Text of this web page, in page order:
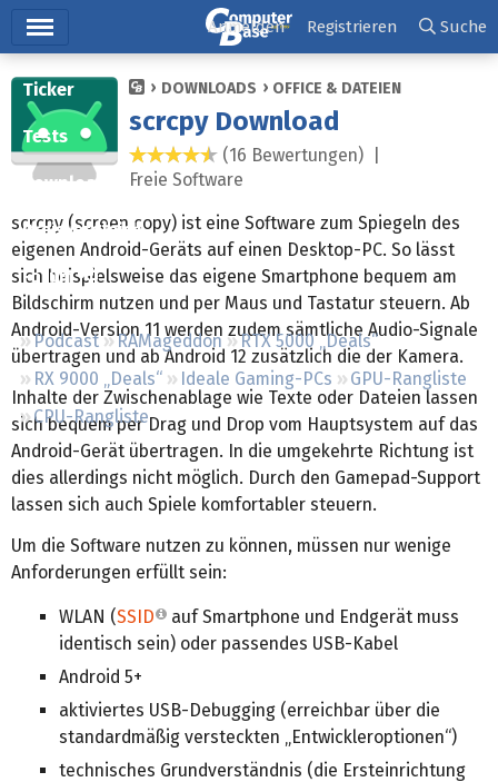
Ticker
Tests
Downloads
Preisvergleich
Forum
Podcast RAMageddon
RTX 5000 „Deals“
RX 9000 „Deals“
Ideale Gaming-PCs
GPU-Rangliste
CPU-Rangliste
Anmelden Registrieren Suche
DOWNLOADS OFFICE & DATEIEN
scrcpy Download
4,3 Sterne
(16 Bewertungen) |
Freie Software
scrcpy (screen copy) ist eine Software zum Spiegeln des
eigenen Android-Geräts auf einen Desktop-PC. So lässt
sich beispielsweise das eigene Smartphone bequem am
Bildschirm nutzen und per Maus und Tastatur steuern. Ab
Android-Version 11 werden zudem sämtliche Audio-Signale
übertragen und ab Android 12 zusätzlich die der Kamera.
Inhalte der Zwischenablage wie Texte oder Dateien lassen
sich bequem per Drag und Drop vom Hauptsystem auf das
Android-Gerät übertragen. In die umgekehrte Richtung ist
dies allerdings nicht möglich. Durch den Gamepad-Support
lassen sich auch Spiele komfortabler steuern.
Um die Software nutzen zu können, müssen nur wenige
Anforderungen erfüllt sein:
WLAN (SSID
auf Smartphone und Endgerät muss
identisch sein) oder passendes USB-Kabel
Android 5+
aktiviertes USB-Debugging (erreichbar über die
standardmäßig versteckten „Entwickleroptionen“)
technisches Grundverständnis (die Ersteinrichtung